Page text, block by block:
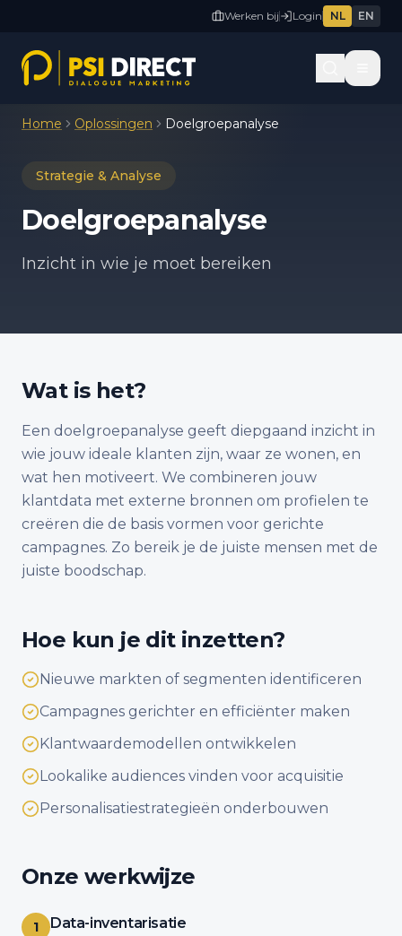
Werken bij Login NL EN
Home Oplossingen Doelgroepanalyse
Strategie & Analyse
Doelgroepanalyse
Inzicht in wie je moet bereiken
Wat is het?
Een doelgroepanalyse geeft diepgaand inzicht in
wie jouw ideale klanten zijn, waar ze wonen, en
wat hen motiveert. We combineren jouw
klantdata met externe bronnen om profielen te
creëren die de basis vormen voor gerichte
campagnes. Zo bereik je de juiste mensen met de
juiste boodschap.
Hoe kun je dit inzetten?
Nieuwe markten of segmenten identificeren
Campagnes gerichter en efficiënter maken
Klantwaardemodellen ontwikkelen
Lookalike audiences vinden voor acquisitie
Personalisatiestrategieën onderbouwen
Onze werkwijze
1 Data-inventarisatie